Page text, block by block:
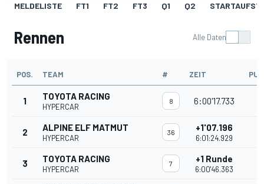
MELDELISTE FT1 FT2 FT3 Q1 Q2
Rennen Alle Daten
POS. TEAM # ZEIT
1 TOYOTA RACING
HYPERCAR
8 6:00'17.733
2 ALPINE ELF MATMUT
HYPERCAR
36 +1'07.196
6:01:24.929
3 TOYOTA RACING
HYPERCAR
7 +1 Runde
6:00'46.363